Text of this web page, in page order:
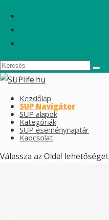
Kezdőlap
SUP Navigátor
SUP alapok
Kategóriák
SUP eseménynaptár
Kapcsolat
Válassza az Oldal lehetőséget